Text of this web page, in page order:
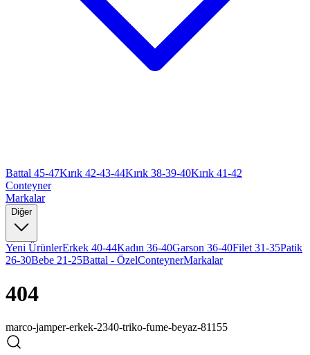
Battal 45-47Kırık 42-43-44Kırık 38-39-40Kırık 41-42
Conteyner
Markalar
Diğer
Yeni ÜrünlerErkek 40-44Kadın 36-40Garson 36-40Filet 31-35Patik
26-30Bebe 21-25Battal - ÖzelConteynerMarkalar
404
marco-jamper-erkek-2340-triko-fume-beyaz-81155